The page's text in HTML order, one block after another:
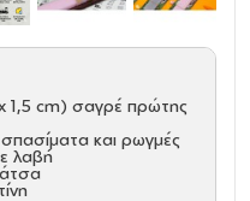
1,5 cm) σαγρέ πρώτης
και ρωγμές
λαβή